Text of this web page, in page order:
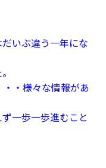
いぶ違う一年にな
・様々な情報があ
一歩一歩進むこと